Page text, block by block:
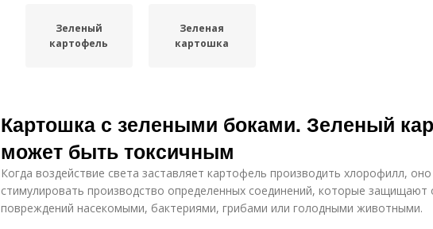
Зеленый
картофель
Зеленая
картошка
Картошка с зелеными боками. Зеленый
может быть токсичным
Когда воздействие света заставляет картофель производить хлорофилл,
стимулировать производство определенных соединений, которые защищают
повреждений насекомыми, бактериями, грибами или голодными животными.